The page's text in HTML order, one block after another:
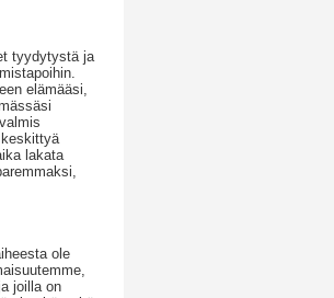
tyydytystä ja
elämääsi,
lakata
ole
joilla on